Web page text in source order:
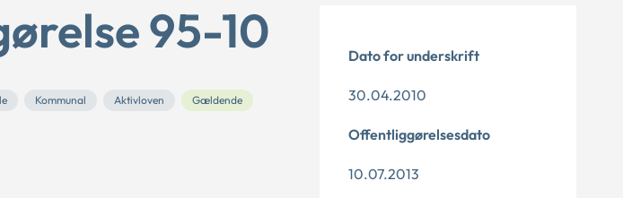
95-10
Kommunal Aktivloven
Gældende
Dato for underskrift
30.04.2010
Offentliggørelsesdato
10.07.2013